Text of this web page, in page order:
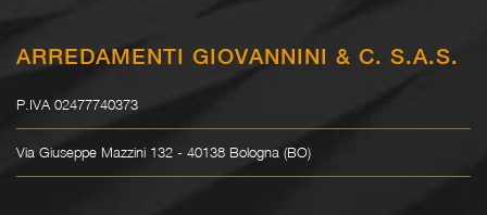
ARREDAMENTI GIOVANNINI & C. S.A.S.
P.IVA 02477740373
Via Giuseppe Mazzini 132 - 40138 Bologna (BO)